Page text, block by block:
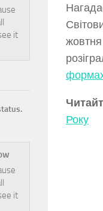
Року
it
it